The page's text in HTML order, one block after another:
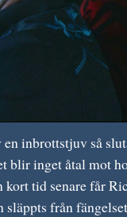
inbrottstjuv så
blir inget åtal mot
tid senare får
släppts från